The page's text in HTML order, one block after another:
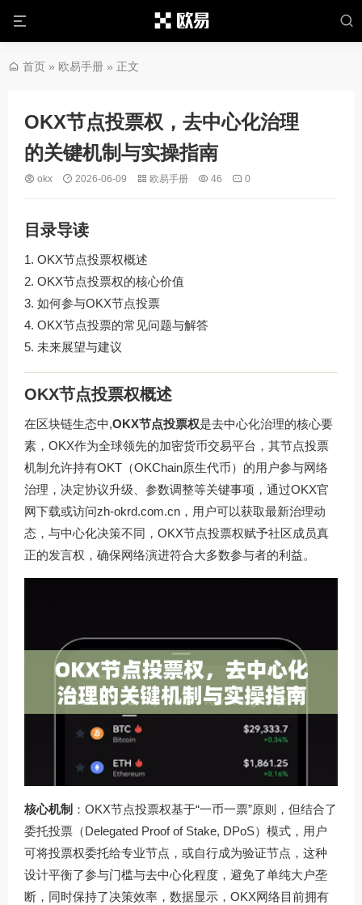
首页 » 欧易手册 » 正文
OKX节点投票权，去中心化治理
的关键机制与实操指南
okx 2026-06-09 欧易手册 46 0
目录导读
OKX节点投票权概述
OKX节点投票权的核心价值
如何参与OKX节点投票
OKX节点投票的常见问题与解答
未来展望与建议
OKX节点投票权概述
在区块链生态中,OKX节点投票权是去中心化治理的核心要
素，OKX作为全球领先的加密货币交易平台，其节点投票
机制允许持有OKT（OKChain原生代币）的用户参与网络
治理，决定协议升级、参数调整等关键事项，通过OKX官
网下载或访问zh-okrd.com.cn ，用户可以获取最新治理动
态，与中心化决策不同，OKX节点投票权赋予社区成员真
正的发言权，确保网络演进符合大多数参与者的利益。
核心机制 ：OKX节点投票权基于“一币一票”原则，但结合了
委托投票（Delegated Proof of Stake, DPoS）模式，用户
可将投票权委托给专业节点，或自行成为验证节点，这种
设计平衡了参与门槛与去中心化程度，避免了单纯大户垄
断，同时保持了决策效率，数据显示，OKX网络目前拥有